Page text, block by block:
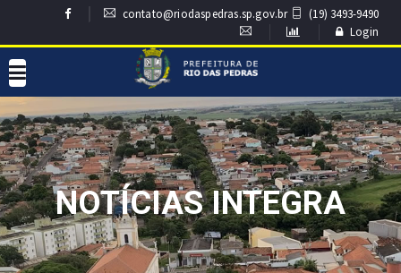
contato@riodaspedras.sp.gov.br
(19) 3493-9490
Login
NOTÍCIAS INTEGRA